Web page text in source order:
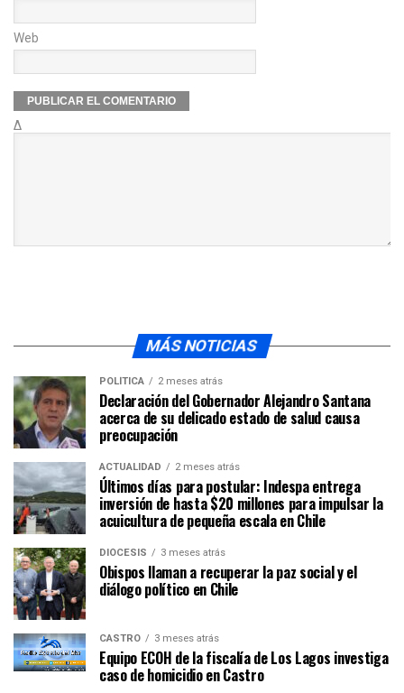
Web
Δ
MÁS NOTICIAS
POLÍTICA 2 meses atrás
Declaración del Gobernador Alejandro Santana
acerca de su delicado estado de salud causa
preocupación
ACTUALIDAD 2 meses atrás
Últimos días para postular: Indespa entrega
inversión de hasta $20 millones para impulsar la
acuicultura de pequeña escala en Chile
DIÓCESIS 3 meses atrás
Obispos llaman a recuperar la paz social y el
diálogo político en Chile
CASTRO 3 meses atrás
Equipo ECOH de la fiscalía de Los Lagos investiga
caso de homicidio en Castro